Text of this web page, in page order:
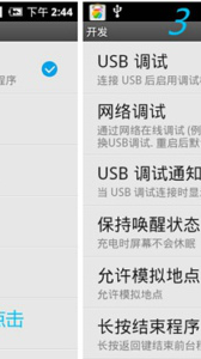
信，通话记录等各种手